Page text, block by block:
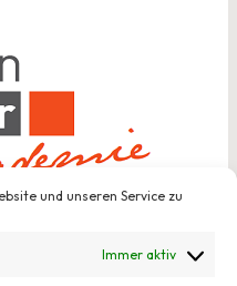
und unseren Service zu
Immer aktiv
Newsletter